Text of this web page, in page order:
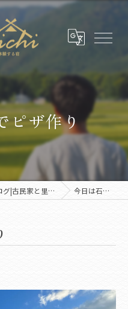
ピザ作り
民家と里山の暮らしを発信 今日は石窯でピザ作り